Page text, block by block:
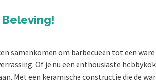
Beleving!
samenkomen om barbecueën tot een
Of je nu een enthousiaste
Met een keramische constructie die de